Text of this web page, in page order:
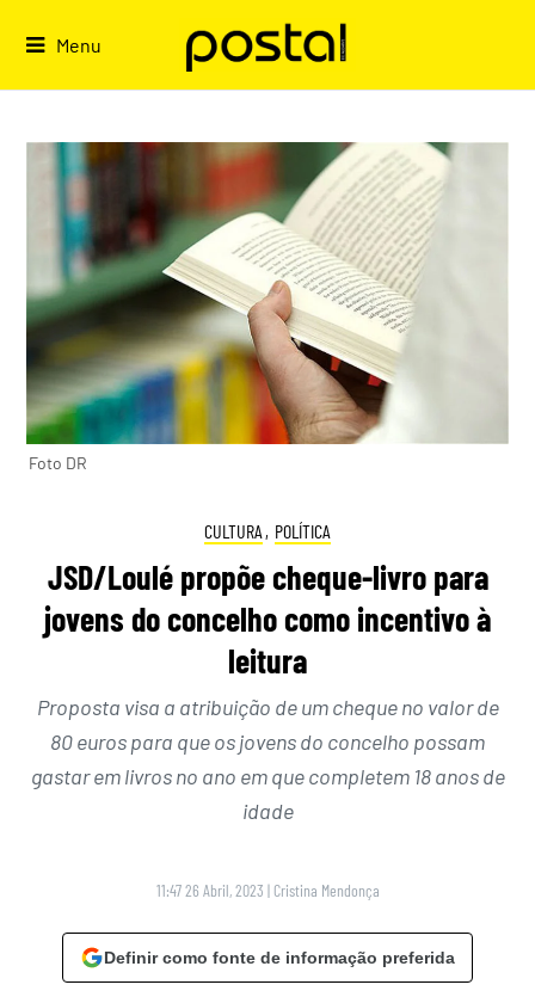
Menu
Foto DR
CULTURA , POLÍTICA
JSD/Loulé propõe cheque-livro para
jovens do concelho como incentivo à
leitura
Proposta visa a atribuição de um cheque no valor de
80 euros para que os jovens do concelho possam
gastar em livros no ano em que completem 18 anos de
idade
11:47 26 Abril, 2023 | Cristina Mendonça
Definir como fonte de informação preferida